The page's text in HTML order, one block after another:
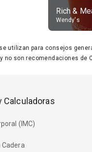
Wendy's
utilizan para consejos
son recomendaciones de
Calculadoras
(IMC)
Cadera